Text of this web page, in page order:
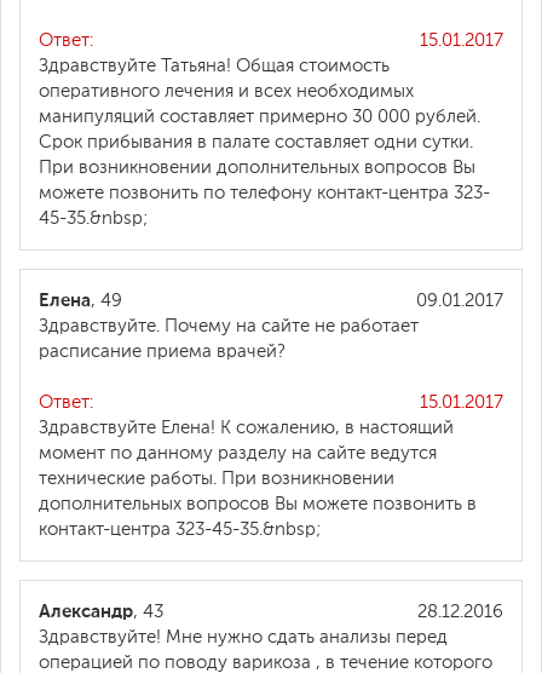
15.01.2017
Ответ:
Здравствуйте Татьяна! Общая стоимость
оперативного лечения и всех необходимых
манипуляций составляет примерно 30 000 рублей.
Срок прибывания в палате составляет одни сутки.
При возникновении дополнительных вопросов Вы
можете позвонить по телефону контакт-центра 323-
45-35.&nbsp;
09.01.2017
Елена, 49
Здравствуйте. Почему на сайте не работает
расписание приема врачей?
15.01.2017
Ответ:
Здравствуйте Елена! К сожалению, в настоящий
момент по данному разделу на сайте ведутся
технические работы. При возникновении
дополнительных вопросов Вы можете позвонить в
контакт-центра 323-45-35.&nbsp;
28.12.2016
Александр, 43
Здравствуйте! Мне нужно сдать анализы перед
операцией по поводу варикоза , в течение которого